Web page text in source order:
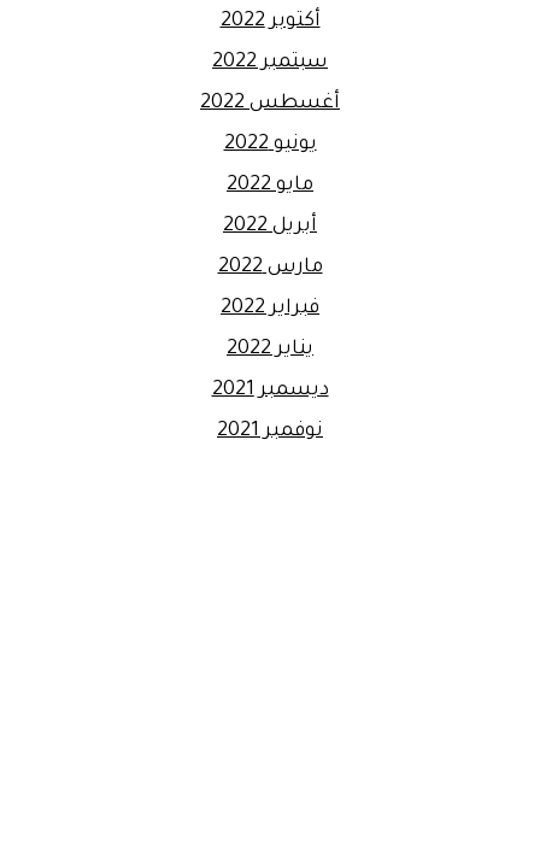
أكتوبر 2022
سبتمبر 2022
أغسطس 2022
يونيو 2022
مايو 2022
أبريل 2022
مارس 2022
فبراير 2022
يناير 2022
ديسمبر 2021
نوفمبر 2021